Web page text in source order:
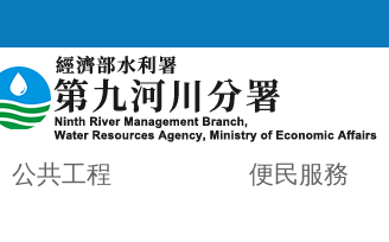
公共工程 便民服務